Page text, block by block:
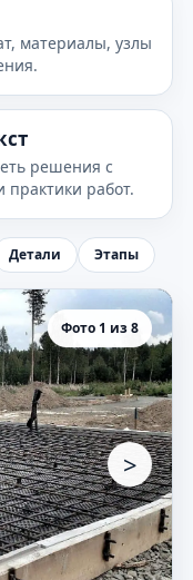
материалы, узлы
решения с
практики работ.
Детали Этапы
Фото 1 из 8
>